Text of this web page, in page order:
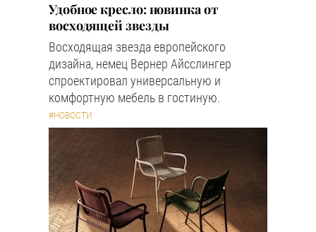
Удобное кресло: новинка от
восходящей звезды
Восходящая звезда европейского
дизайна, немец Вернер Айсслингер
спроектировал универсальную и
комфортную мебель в гостиную.
#НОВОСТИ